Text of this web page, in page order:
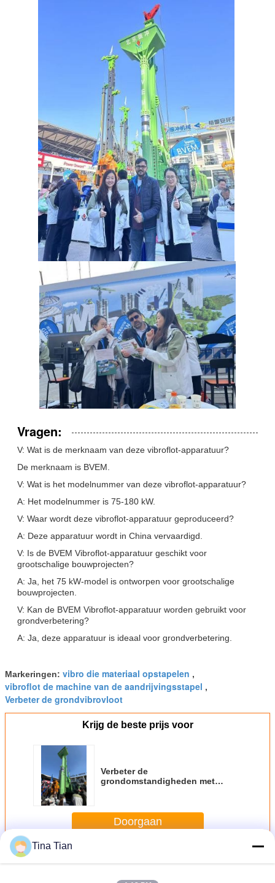
Vragen:
V: Wat is de merknaam van deze vibroflot-apparatuur?
De merknaam is BVEM.
V: Wat is het modelnummer van deze vibroflot-apparatuur?
A: Het modelnummer is 75-180 kW.
V: Waar wordt deze vibroflot-apparatuur geproduceerd?
A: Deze apparatuur wordt in China vervaardigd.
V: Is de BVEM Vibroflot-apparatuur geschikt voor
grootschalige bouwprojecten?
A: Ja, het 75 kW-model is ontworpen voor grootschalige
bouwprojecten.
V: Kan de BVEM Vibroflot-apparatuur worden gebruikt voor
grondverbetering?
A: Ja, deze apparatuur is ideaal voor grondverbetering.
Markeringen: vibro die materiaal opstapelen ,
vibroflot de machine van de aandrijvingsstapel ,
Verbeter de grondvibrovloot
Krijg de beste prijs voor
Verbeter de
grondomstandigheden met
50°C-omgeving
Doorgaan
Meer
Tina Tian